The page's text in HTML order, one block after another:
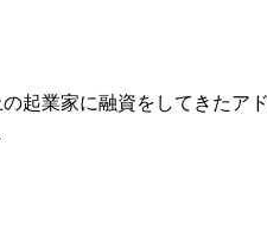
起業家に融資をしてきたア